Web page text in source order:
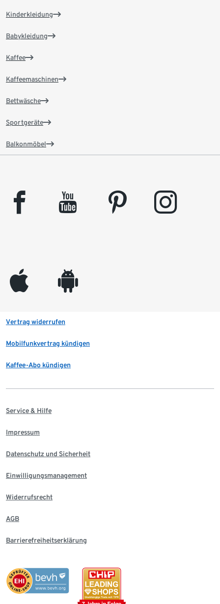
Kinderkleidung
Babykleidung
Kaffee
Kaffeemaschinen
Bettwäsche
Sportgeräte
Balkonmöbel
facebook youtube pinterest instagram
appleinc android
Vertrag widerrufen
Mobilfunkvertrag kündigen
Kaffee-Abo kündigen
Service & Hilfe
Impressum
Datenschutz und Sicherheit
Einwilligungsmanagement
Widerrufsrecht
AGB
Barrierefreiheitserklärung